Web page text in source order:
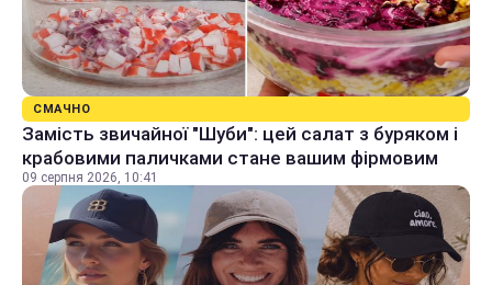
СМАЧНО
Замість звичайної "Шуби": цей салат з буряком і
крабовими паличками стане вашим фірмовим
09 серпня 2026, 10:41